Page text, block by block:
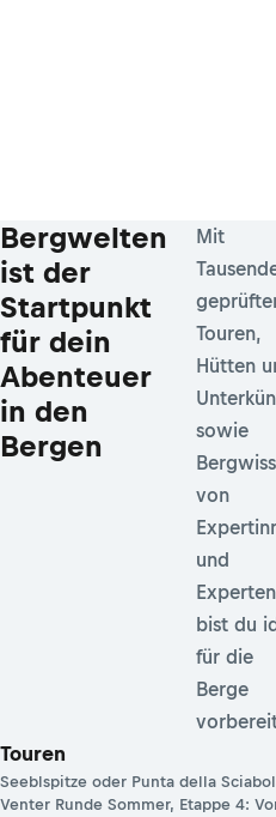
Bergwelten
ist der
Startpunkt
für dein
Abenteuer
in den
Bergen
Mit
Touren,
Hütten
sowie
von
und
Experten
bist du
für die
Berge
Touren
Seeblspitze oder Punta della
Venter Runde Sommer, Etappe 4: